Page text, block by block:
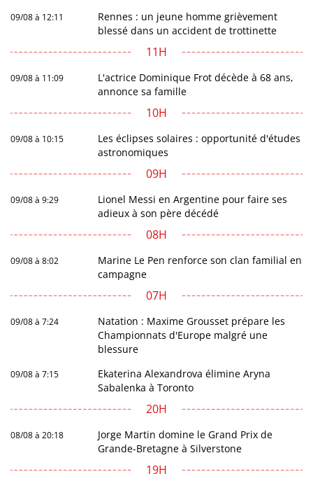
09/08 à 12:11
Rennes : un jeune homme grièvement
blessé dans un accident de trottinette
11H
09/08 à 11:09
L'actrice Dominique Frot décède à 68 ans,
annonce sa famille
10H
09/08 à 10:15
Les éclipses solaires : opportunité d'études
astronomiques
09H
09/08 à 9:29
Lionel Messi en Argentine pour faire ses
adieux à son père décédé
08H
09/08 à 8:02
Marine Le Pen renforce son clan familial en
campagne
07H
09/08 à 7:24
Natation : Maxime Grousset prépare les
Championnats d'Europe malgré une
blessure
09/08 à 7:15
Ekaterina Alexandrova élimine Aryna
Sabalenka à Toronto
20H
08/08 à 20:18
Jorge Martin domine le Grand Prix de
Grande-Bretagne à Silverstone
19H